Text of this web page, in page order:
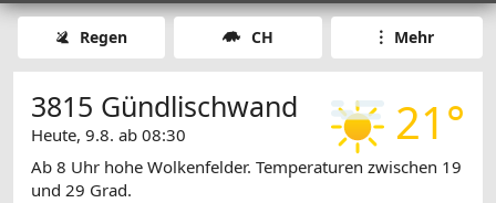
Regen CH Mehr
21°
3815 Gündlischwand
Heute, 9.8. ab 08:30
Ab 8 Uhr hohe Wolkenfelder. Temperaturen zwischen 19
und 29 Grad.